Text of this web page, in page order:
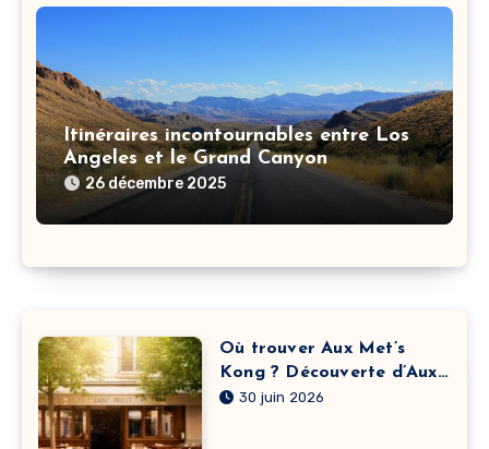
Itinéraires incontournables entre Los
Angeles et le Grand Canyon
26 décembre 2025
Où trouver Aux Met’s
Kong ? Découverte d’Aux
Met’s Kong à Saint-Priest
30 juin 2026